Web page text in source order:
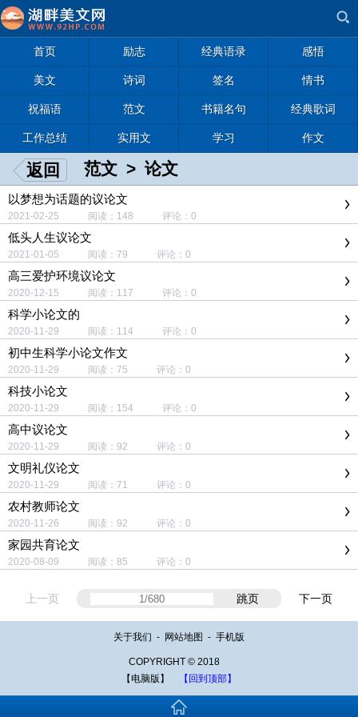
首页 励志 经典语录 感悟
美文 诗词 签名 情书
祝福语 范文 书籍名句 经典歌词
工作总结 实用文 学习 作文
返回 范文 > 论文
以梦想为话题的议论文
2021-02-25 阅读：148 评论：0
低头人生议论文
2021-01-05 阅读：79 评论：0
高三爱护环境议论文
2020-12-15 阅读：117 评论：0
科学小论文的
2020-11-29 阅读：114 评论：0
初中生科学小论文作文
2020-11-29 阅读：75 评论：0
科技小论文
2020-11-29 阅读：154 评论：0
高中议论文
2020-11-29 阅读：92 评论：0
文明礼仪论文
2020-11-29 阅读：71 评论：0
农村教师论文
2020-11-26 阅读：92 评论：0
家园共育论文
2020-08-09 阅读：85 评论：0
上一页 跳页 下一页
关于我们 - 网站地图 - 手机版
COPYRIGHT © 2018
【电脑版】
【回到顶部】